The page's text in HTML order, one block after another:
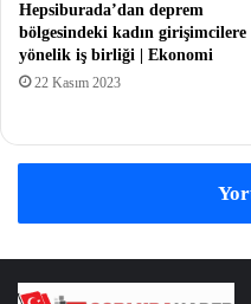
Hepsiburada’dan deprem
bölgesindeki kadın girişimcilere
yönelik iş birliği | Ekonomi
22 Kasım 2023